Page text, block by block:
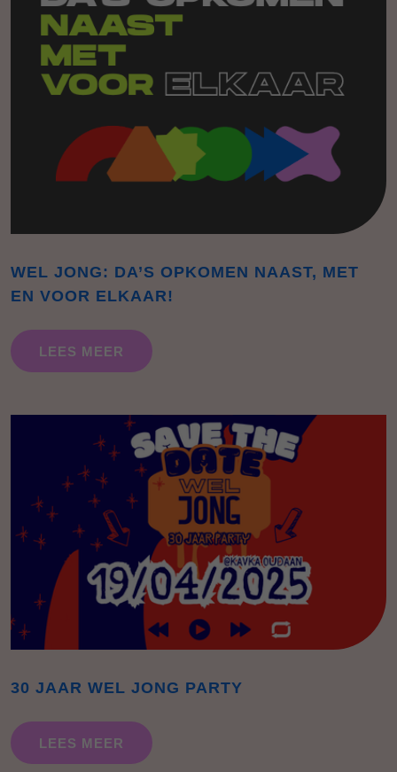
WEL JONG: DA’S OPKOMEN NAAST, MET
EN VOOR ELKAAR!
LEES MEER
30 JAAR WEL JONG PARTY
LEES MEER